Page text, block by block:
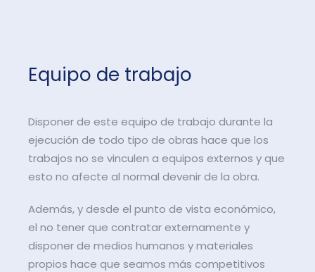
Equipo de trabajo
Disponer de este equipo de trabajo durante la
ejecución de todo tipo de obras hace que los
trabajos no se vinculen a equipos externos y que
esto no afecte al normal devenir de la obra.
Además, y desde el punto de vista económico,
el no tener que contratar externamente y
disponer de medios humanos y materiales
propios hace que seamos más competitivos